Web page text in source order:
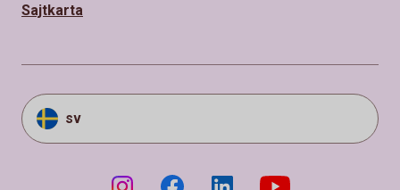
Sajtkarta
sv